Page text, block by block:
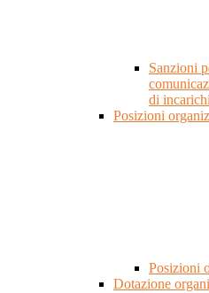
Sanzioni
di
Posizioni
Posizioni
Dotazione